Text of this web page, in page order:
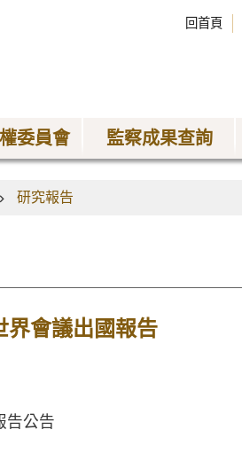
回首頁
委員會 監察成果查詢
研究報告
界會議出國報告
告公告